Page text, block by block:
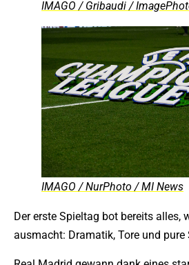
IMAGO / Gribaudi /
IMAGO / NurPhoto / MI News
Der erste Spieltag bot bereits alles,
ausmacht: Dramatik, Tore und pure